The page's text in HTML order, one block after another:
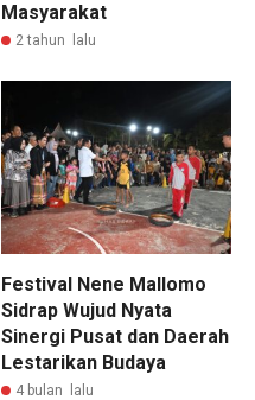
Masyarakat
2 tahun lalu
Festival Nene Mallomo
Sidrap Wujud Nyata
Sinergi Pusat dan Daerah
Lestarikan Budaya
4 bulan lalu